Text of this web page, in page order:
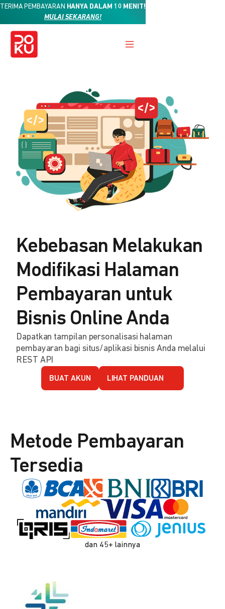
TERIMA PEMBAYARAN HANYA DALAM 10 MENIT!
MULAI SEKARANG!
Kebebasan Melakukan
Modifikasi Halaman
Pembayaran untuk
Bisnis Online Anda
Dapatkan tampilan personalisasi halaman
pembayaran bagi situs/aplikasi bisnis Anda melalui
REST API
BUAT AKUN LIHAT PANDUAN
Metode Pembayaran
Tersedia
dan 45+ lainnya